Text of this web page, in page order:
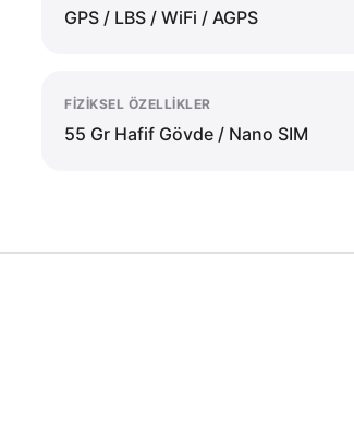
GPS / LBS / WiFi / AGPS
FIZIKSEL ÖZELLIKLER
55 Gr Hafif Gövde / Nano SIM